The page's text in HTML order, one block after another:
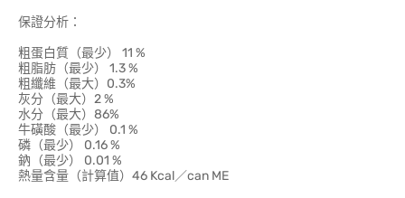
保證分析：
粗蛋白質（最少） 11 %
粗脂肪（最少） 1.3 %
粗纖維（最大）0.3%
灰分（最大）2 %
水分（最大）86%
牛磺酸（最少） 0.1 %
磷（最少） 0.16 %
鈉（最少） 0.01 %
熱量含量（計算值）46 Kcal／can ME